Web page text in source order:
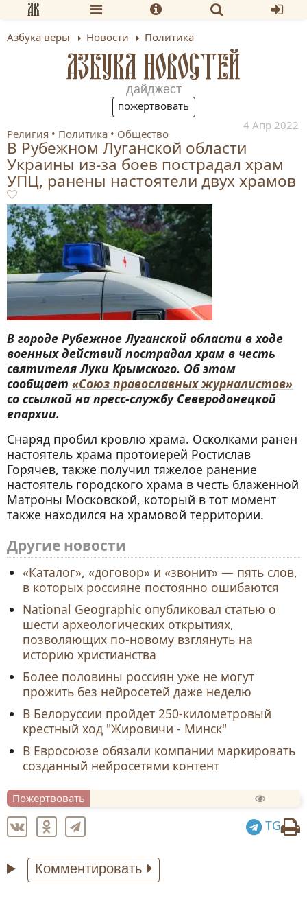
Азбука веры Новости Политика
АЗБУКА НОВОСТЕЙ
дайджест
пожертвовать
4 Апр 2022
Религия Политика Общество
В Рубежном Луганской области
Украины из-за боев пострадал храм
УПЦ, ранены настоятели двух храмов
В городе Рубежное Луганской области в ходе
военных действий пострадал храм в честь
святителя Луки Крымского. Об этом
сообщает «Союз православных журналистов»
со ссылкой на пресс-службу Северодонецкой
епархии.
Снаряд пробил кровлю храма. Осколками ранен
настоятель храма протоиерей Ростислав
Горячев, также получил тяжелое ранение
настоятель городского храма в честь блаженной
Матроны Московской, который в тот момент
также находился на храмовой территории.
Другие новости
«Каталог», «договор» и «звонит» — пять слов,
в которых россияне постоянно ошибаются
National Geographic опубликовал статью о
шести археологических открытиях,
позволяющих по-новому взглянуть на
историю христианства
Более половины россиян уже не могут
прожить без нейросетей даже неделю
В Белоруссии пройдет 250-километровый
крестный ход "Жировичи - Минск"
В Евросоюзе обязали компании маркировать
созданный нейросетями контент
Пожертвовать
TG
Комментировать